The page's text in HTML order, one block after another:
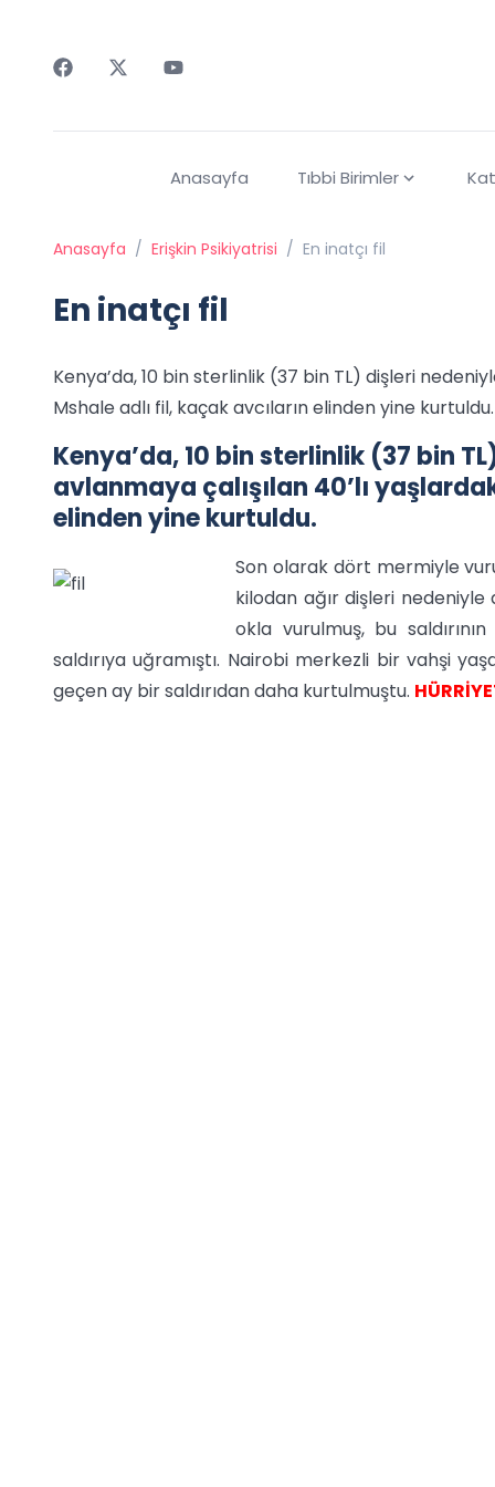
Anasayfa Tıbbi Birimler
Anasayfa / Erişkin Psikiyatrisi / En inatçı fil
En inatçı fil
Kenya’da, 10 bin sterlinlik (37 bin TL) dişleri
Mshale adlı fil, kaçak avcıların elinden yine kurtuldu.
Kenya’da, 10 bin sterlinlik (37 bin
avlanmaya çalışılan 40’lı
elinden yine kurtuldu.
Son olarak dört mermiyle
kilodan ağır dişleri nedeniyle
okla vurulmuş, bu
saldırıya uğramıştı. Nairobi merkezli bir vahşi
geçen ay bir saldırıdan daha kurtulmuştu.